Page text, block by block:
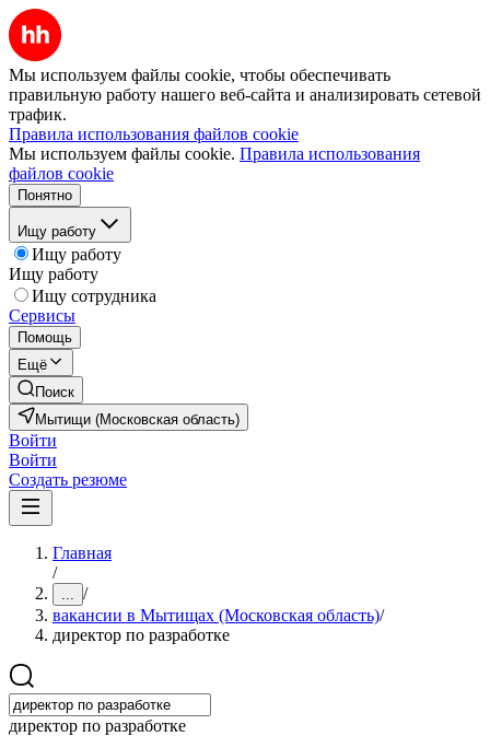
Мы используем файлы cookie, чтобы обеспечивать
правильную работу нашего веб-сайта и анализировать сетевой
трафик.
Правила использования файлов cookie
Мы используем файлы cookie. Правила использования
файлов cookie
Понятно
Ищу работу
Ищу работу
Ищу работу
Ищу сотрудника
Сервисы
Помощь
Ещё
Поиск
Мытищи (Московская область)
Войти
Войти
Создать резюме
Главная
/
... /
вакансии в Мытищах (Московская область)/
директор по разработке
директор по разработке